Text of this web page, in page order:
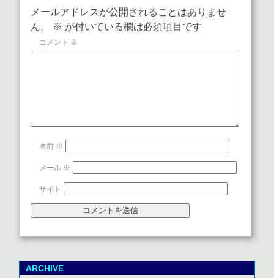
メールアドレスが公開されることはありませ
ん。
※ が付いている欄は必須項目です
コメント ※
名前 ※
メール ※
サイト
ARCHIVE